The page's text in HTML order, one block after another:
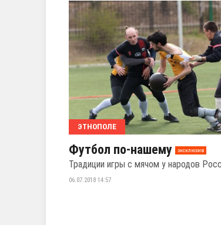
ЭТНОПОЛЕ
Футбол по-нашему эксклюзив
Традиции игры с мячом у народов
06.07.2018 14:57